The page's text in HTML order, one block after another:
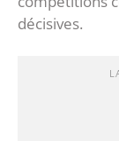
décisives.